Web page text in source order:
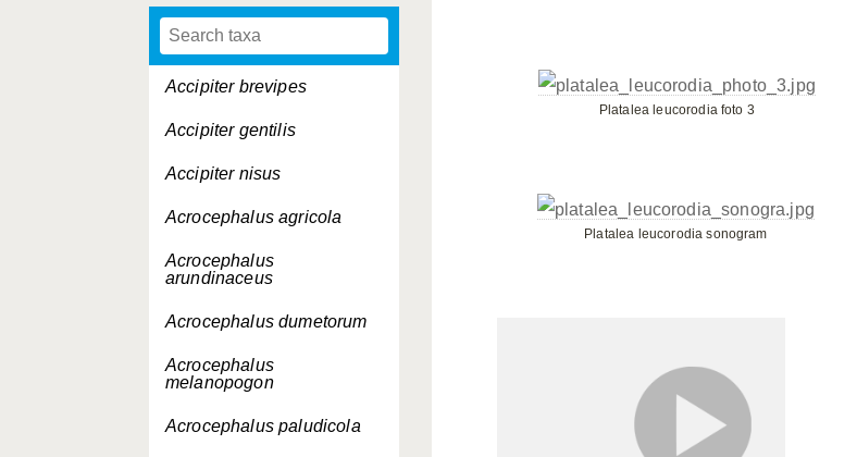
Accipiter brevipes
Accipiter gentilis
Accipiter nisus
Acrocephalus agricola
Acrocephalus
arundinaceus
Acrocephalus dumetorum
Acrocephalus
melanopogon
Acrocephalus paludicola
Platalea leucorodia foto 3
Platalea leucorodia sonogram